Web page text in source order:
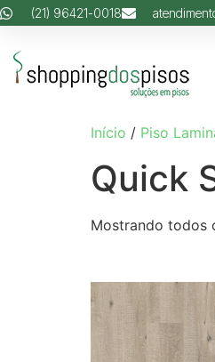
(21) 96421-0018
Início / Piso
Quick
Mostrando todos